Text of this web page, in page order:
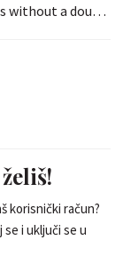
without a doubt
korisnički račun?
i uključi se u